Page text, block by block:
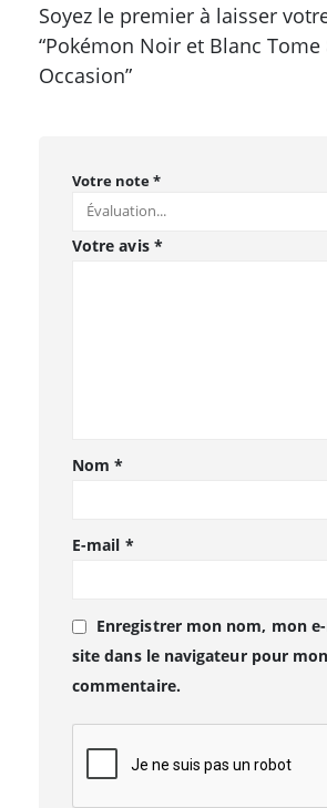
Soyez le premier à laisser
“Pokémon Noir et Blanc Tome
Occasion”
Votre note*
Votre avis *
Nom*
E-mail *
Enregistrer mon nom, mon
site dans le navigateur pour
commentaire.